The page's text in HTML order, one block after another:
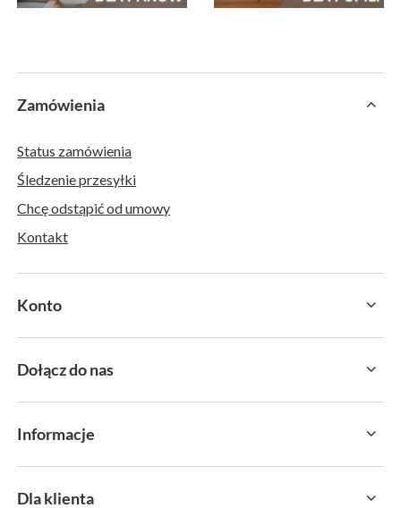
Zamówienia
Status zamówienia
Śledzenie przesyłki
Chcę odstąpić od umowy
Kontakt
Konto
Dołącz do nas
Informacje
Dla klienta